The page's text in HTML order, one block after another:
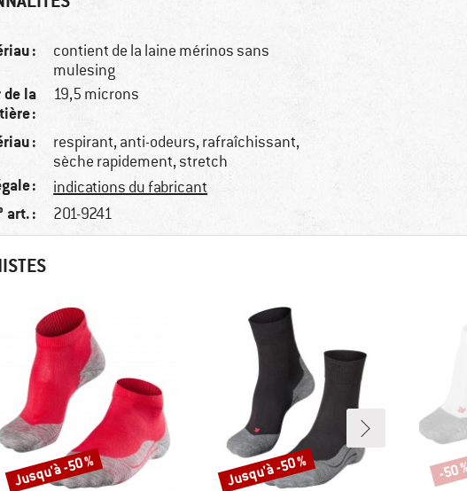
:
contient de la laine mérinos sans
mulesing
de la
:
19,5 microns
:
respirant, anti-odeurs, rafraîchissant,
sèche rapidement, stretch
: indications du fabricant
art. : 201-9241
Remise
Jusqu'à -50 % Remise
Jusqu'à -50 % -50